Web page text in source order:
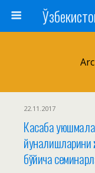
22.11.2017
Касаба
йуналишларини
бўйича